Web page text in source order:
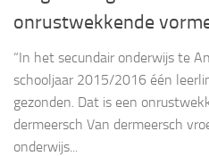
onrustwekkende
“In het secundair onderwijs te
schooljaar 2015/2016 één
gezonden. Dat is een
dermeersch Van dermeersch
onderwijs...